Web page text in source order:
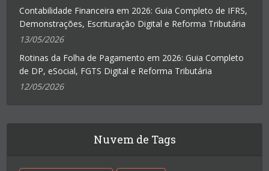
Contabilidade Financeira em 2026: Guia Completo de IFRS,
Demonstrações, Escrituração Digital e Reforma Tributária
13/05/2026
Rotinas da Folha de Pagamento em 2026: Guia Completo
de DP, eSocial, FGTS Digital e Reforma Tributária
12/05/2026
Nuvem de Tags